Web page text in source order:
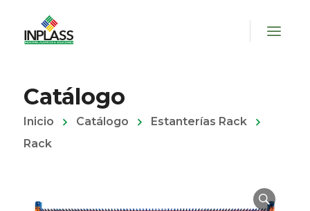
Catálogo
Inicio Catálogo
Estanterías Rack
Rack